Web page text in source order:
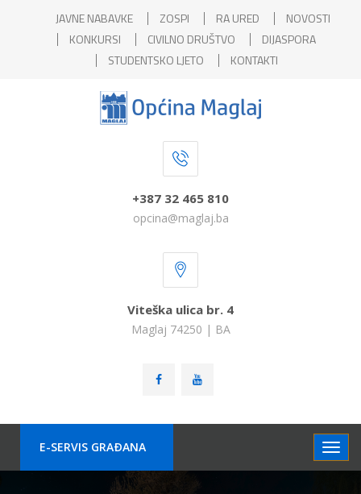
JAVNE NABAVKE ZOSPI RA URED
NOVOSTI
KONKURSI
CIVILNO DRUŠTVO
DIJASPORA
STUDENTSKO LJETO
KONTAKTI
+387 32 465 810
opcina@maglaj.ba
Viteška ulica br. 4
Maglaj 74250 | BA
E-SERVIS GRAÐANA